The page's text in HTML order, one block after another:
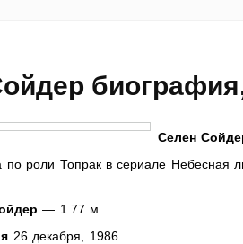
Селен
по роли Топрак в сериале Небесная
— 1.77 м
26 декабря, 1986